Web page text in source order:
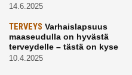
14.6.2025
TERVEYS Varhaislapsuus
maaseudulla on hyvästä
terveydelle – tästä on kyse
10.4.2025